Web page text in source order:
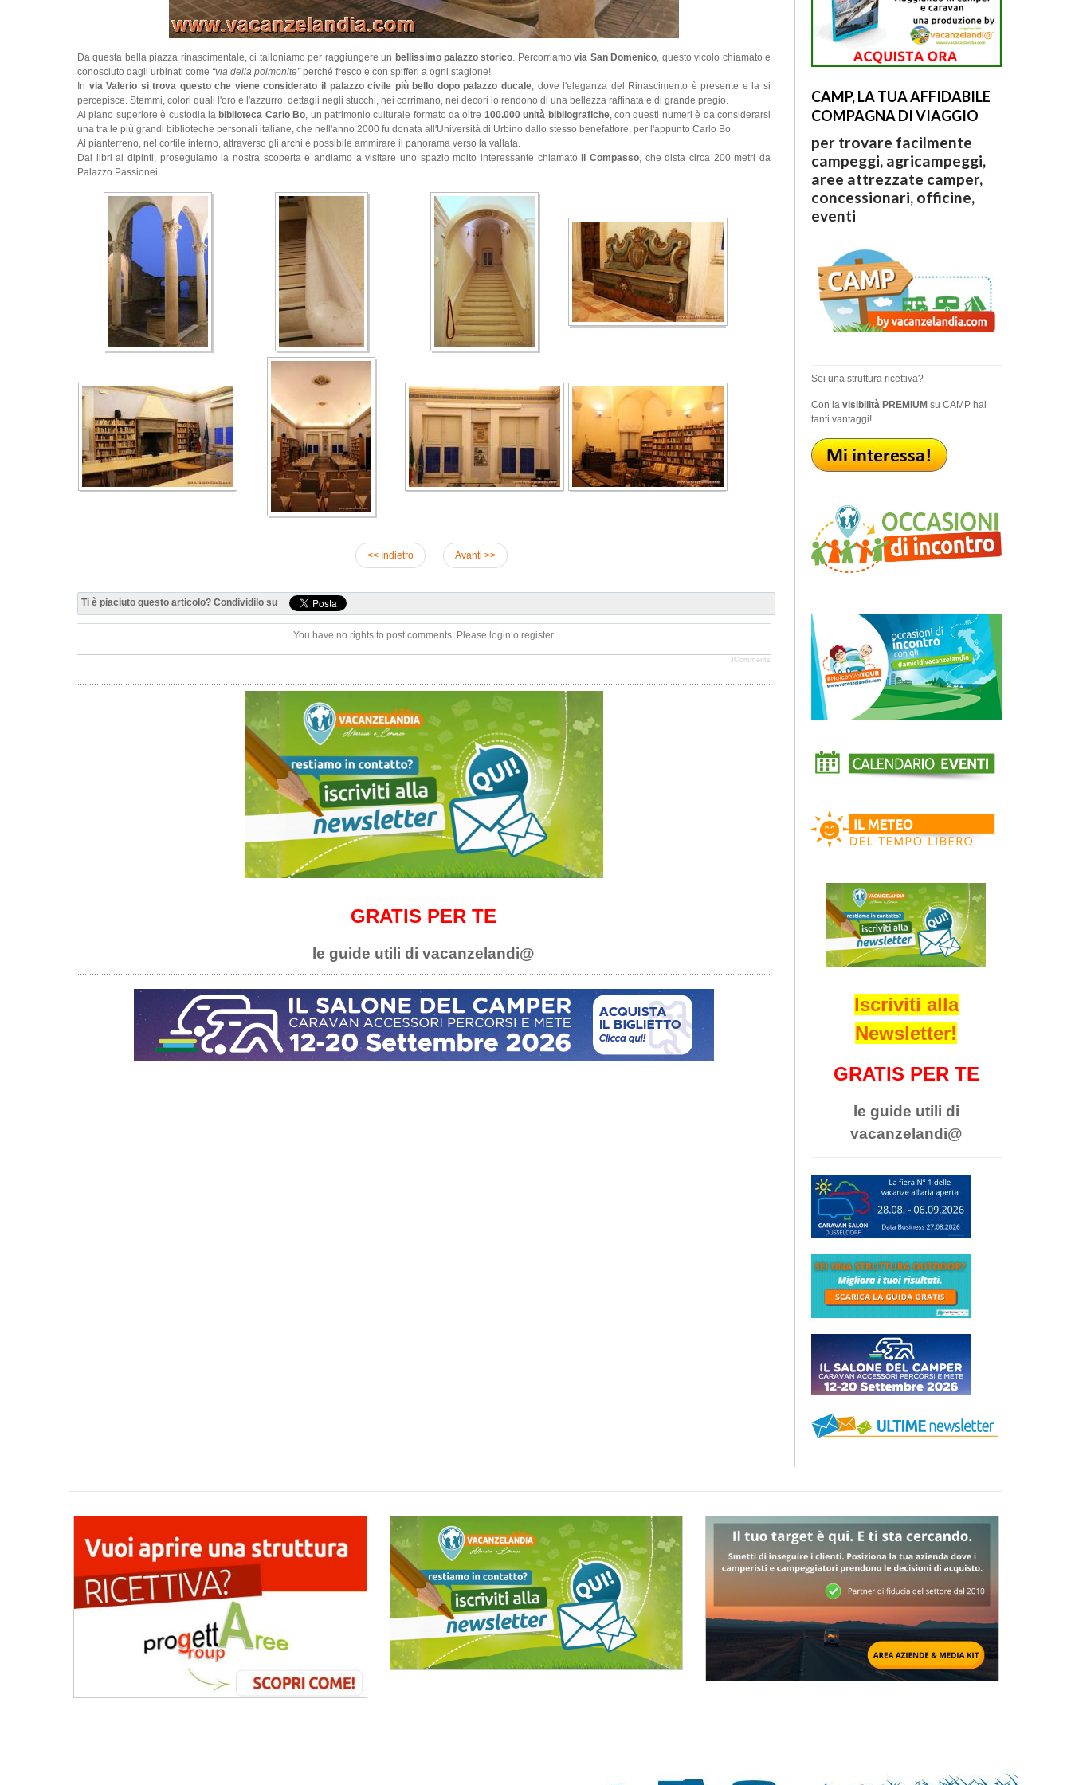
Da questa bella piazza rinascimentale, ci talloniamo per raggiungere un bellissimo palazzo storico. Percorriamo via San Domenico, questo vicolo chiamato e
conosciuto dagli urbinati come “via della polmonite”perché fresco e con spifferi a ogni stagione!
In via Valerio si trova questo che viene considerato il palazzo civile più bello dopo palazzo ducale, dove l'eleganza del Rinascimento è presente e la si
percepisce. Stemmi, colori quali l'oro e l'azzurro, dettagli negli stucchi, nei corrimano, nei decori lo rendono di una bellezza raffinata e di grande pregio.
Al piano superiore è custodia la biblioteca Carlo Bo, un patrimonio culturale formato da oltre 100.000 unità bibliografiche, con questi numeri è da considerarsi
una tra le più grandi biblioteche personali italiane, che nell'anno 2000 fu donata all'Università di Urbino dallo stesso benefattore, per l'appunto Carlo Bo.
Al pianterreno, nel cortile interno, attraverso gli archi è possibile ammirare il panorama verso la vallata.
Dai libri ai dipinti, proseguiamo la nostra scoperta e andiamo a visitare uno spazio molto interessante chiamato il Compasso, che dista circa 200 metri da
Palazzo Passionei.
<< Indietro Avanti >>
Ti è piaciuto questo articolo? Condividilo su
You have no rights to post comments. Please login o register
JComments
GRATIS PER TE
le guide utili di vacanzelandi@
CAMP, LA TUA AFFIDABILE
COMPAGNA DI VIAGGIO
per trovare facilmente
campeggi, agricampeggi,
aree attrezzate camper,
concessionari, officine,
eventi
Sei una struttura ricettiva?
Con la visibilità PREMIUMsu CAMP hai
tanti vantaggi!
Iscriviti alla
Newsletter!
GRATIS PER TE
le guide utili di
vacanzelandi@